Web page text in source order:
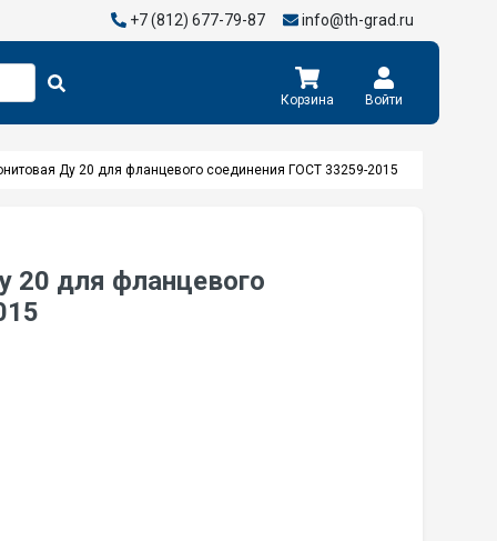
+7 (812) 677-79-87 info@th-grad.ru
Корзина Войти
Ду 20 для фланцевого соединения ГОСТ 33259-2015
20 для фланцевого